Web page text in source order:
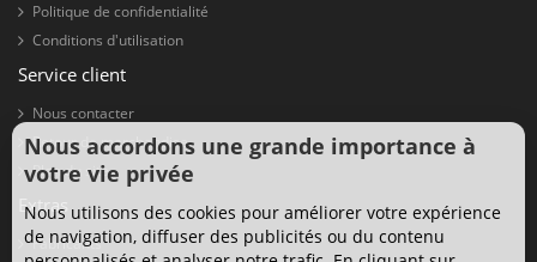
Politique de confidentialité
Conditions d'utilisation
Service client
Nous contacter
Retour de marchandise
Plan du site
Extras
Fabricants
Nous accordons une grande importance à
votre vie privée
Nous utilisons des cookies pour améliorer votre expérience
de navigation, diffuser des publicités ou du contenu